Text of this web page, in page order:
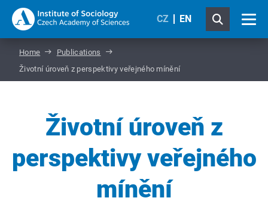
CZ EN
Home
Publications
Životní úroveň z perspektivy veřejného mínění
Životní úroveň z
perspektivy veřejného
mínění